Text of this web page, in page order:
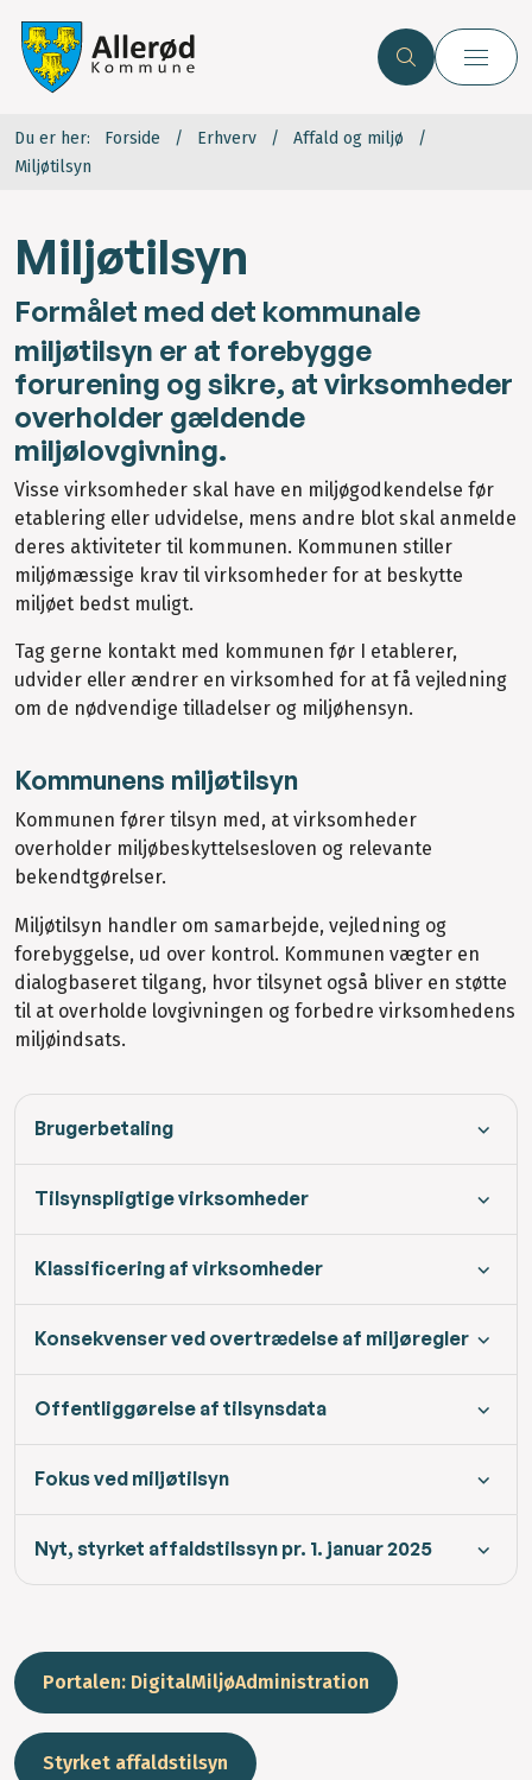
Du er her: Forside Erhverv
Affald og miljø
Miljøtilsyn
Miljøtilsyn
Formålet med det kommunale
miljøtilsyn er at forebygge
forurening og sikre, at virksomheder
overholder gældende
miljølovgivning.
Visse virksomheder skal have en miljøgodkendelse før
etablering eller udvidelse, mens andre blot skal anmelde
deres aktiviteter til kommunen. Kommunen stiller
miljømæssige krav til virksomheder for at beskytte
miljøet bedst muligt.
Tag gerne kontakt med kommunen før I etablerer,
udvider eller ændrer en virksomhed for at få vejledning
om de nødvendige tilladelser og miljøhensyn.
Kommunens miljøtilsyn
Kommunen fører tilsyn med, at virksomheder
overholder miljøbeskyttelsesloven og relevante
bekendtgørelser.
Miljøtilsyn handler om samarbejde, vejledning og
forebyggelse, ud over kontrol. Kommunen vægter en
dialogbaseret tilgang, hvor tilsynet også bliver en støtte
til at overholde lovgivningen og forbedre virksomhedens
miljøindsats.
Brugerbetaling
Tilsynspligtige virksomheder
Klassificering af virksomheder
Konsekvenser ved overtrædelse af miljøregler
Offentliggørelse af tilsynsdata
Fokus ved miljøtilsyn
Nyt, styrket affaldstilssyn pr. 1. januar 2025
Portalen: DigitalMiljøAdministration
Styrket affaldstilsyn